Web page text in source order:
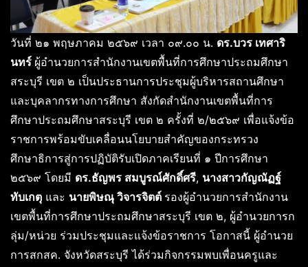
วันที่ ๒๑ พฤษภาคม ๒๕๖๙ เวลา ๐๙.๐๐ น. ดร.บวร เทศาริ
นทร์ ผู้อำนวยการสำนักงานเขตพื้นที่การศึกษาประถมศึกษา
สระบุรี เขต ๒ เป็นประธานการประชุมผู้บริหารสถานศึกษา
และบุคลากรทางการศึกษา สังกัดสำนักงานเขตพื้นที่การ
ศึกษาประถมศึกษาสระบุรี เขต ๒ ครั้งที่ ๒/๒๕๖๙ เพื่อแจ้งข้อ
ราชการพร้อมขับเคลื่อนนโยบายสำคัญของกระทรวง
ศึกษาธิการสู่การปฏิบัติรับเปิดภาคเรียนที่ ๑ ปีการศึกษา
๒๕๖๙ โดยมี ดร.ธัญพร สมบูรณ์ศักดิ์ศรี, นางสาวกัญณัฏฐ์
ทับเกตุ และ นายพิษณุ วิจารจิตต์ รองผู้อำนวยการสำนักงาน
เขตพื้นที่การศึกษาประถมศึกษาสระบุรี เขต ๒, ผู้อำนวยการก
ลุ่ม/หน่วย ร่วมประชุมและแจ้งข้อราชการ โอกาสนี้ ผู้อำนวย
การสกสค. จังหวัดสระบุรี ได้ร่วมกิจกรรมพบเพื่อนครูและ